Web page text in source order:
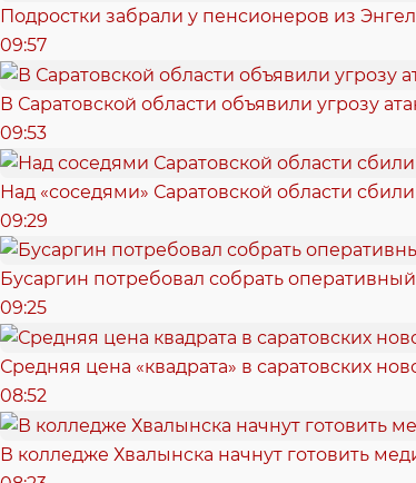
Подростки забрали у пенсионеров из
09:57
В Саратовской области объявили угрозу
09:53
Над «соседями» Саратовской области
09:29
Бусаргин потребовал собрать
09:25
Средняя цена «квадрата» в саратовских
08:52
В колледже Хвалынска начнут готовить